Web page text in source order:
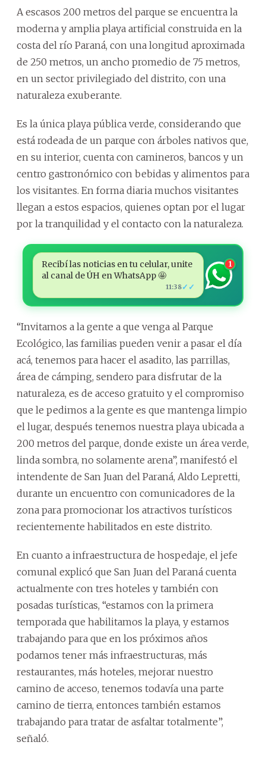
A escasos 200 metros del parque se encuentra la
moderna y amplia playa artificial construida en la
costa del río Paraná, con una longitud aproximada
de 250 metros, un ancho promedio de 75 metros,
en un sector privilegiado del distrito, con una
naturaleza exuberante.
Es la única playa pública verde, considerando que
está rodeada de un parque con árboles nativos que,
en su interior, cuenta con camineros, bancos y un
centro gastronómico con bebidas y alimentos para
los visitantes. En forma diaria muchos visitantes
llegan a estos espacios, quienes optan por el lugar
por la tranquilidad y el contacto con la naturaleza.
Recibí las noticias en tu celular, unite
al canal de ÚH en WhatsApp 🤩
11:38✓✓
1
“Invitamos a la gente a que venga al Parque
Ecológico, las familias pueden venir a pasar el día
acá, tenemos para hacer el asadito, las parrillas,
área de cámping, sendero para disfrutar de la
naturaleza, es de acceso gratuito y el compromiso
que le pedimos a la gente es que mantenga limpio
el lugar, después tenemos nuestra playa ubicada a
200 metros del parque, donde existe un área verde,
linda sombra, no solamente arena”, manifestó el
intendente de San Juan del Paraná, Aldo Lepretti,
durante un encuentro con comunicadores de la
zona para promocionar los atractivos turísticos
recientemente habilitados en este distrito.
En cuanto a infraestructura de hospedaje, el jefe
comunal explicó que San Juan del Paraná cuenta
actualmente con tres hoteles y también con
posadas turísticas, “estamos con la primera
temporada que habilitamos la playa, y estamos
trabajando para que en los próximos años
podamos tener más infraestructuras, más
restaurantes, más hoteles, mejorar nuestro
camino de acceso, tenemos todavía una parte
camino de tierra, entonces también estamos
trabajando para tratar de asfaltar totalmente”,
señaló.